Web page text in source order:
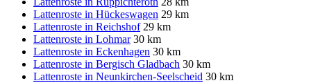
Lattenroste in Hückeswagen 29 km
Lattenroste in Reichshof 29 km
Lattenroste in Lohmar 30 km
Lattenroste in Eckenhagen 30 km
Lattenroste in Bergisch Gladbach 30 km
Lattenroste in Neunkirchen-Seelscheid 30 km